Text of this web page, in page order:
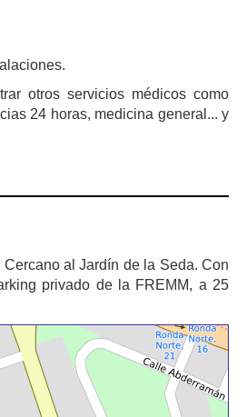
otros servicios médicos como
24 horas, medicina general... y
al Jardín de la Seda. Con
privado de la FREMM, a 25